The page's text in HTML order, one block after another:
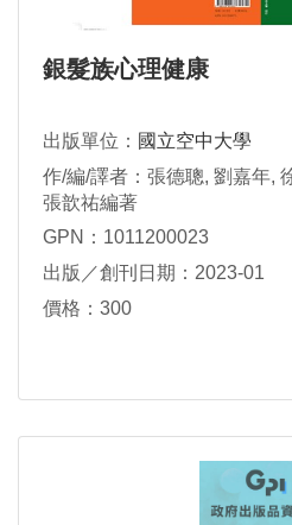
銀髮族心理健康
出版單位： 國立空中大學
作/編/譯者：張德聰, 劉嘉年,
張歆祐編著
GPN：1011200023
出版／創刊日期：2023-01
價格：300